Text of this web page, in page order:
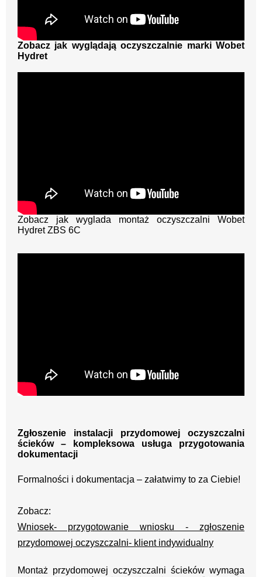
Zobacz jak wyglądają oczyszczalnie marki Wobet
Hydret
Zobacz jak wyglada montaż oczyszczalni Wobet
Hydret ZBS 6C
Zgłoszenie instalacji przydomowej oczyszczalni
ścieków – kompleksowa usługa przygotowania
dokumentacji
Formalności i dokumentacja – załatwimy to za Ciebie!
Zobacz:
Wniosek- przygotowanie wniosku - zgłoszenie
przydomowej oczyszczalni- klient indywidualny
Montaż przydomowej oczyszczalni ścieków wymaga